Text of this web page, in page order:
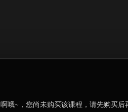
啊哦~，您尚未购买该课程，请先购买后